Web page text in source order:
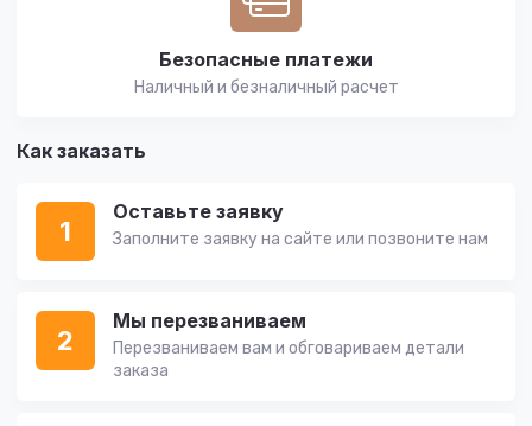
Безопасные платежи
Наличный и безналичный расчет
Как заказать
1
Оставьте заявку
Заполните заявку на сайте или позвоните нам
2
Мы перезваниваем
Перезваниваем вам и обговариваем детали
заказа